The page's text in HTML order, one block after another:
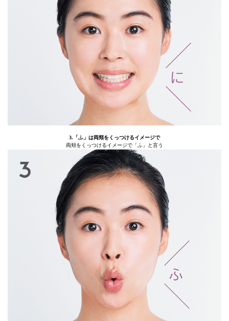
3.「ふ」は両頬をくっつけるイメージで
両頬をくっつけるイメージで「ふ」と言う